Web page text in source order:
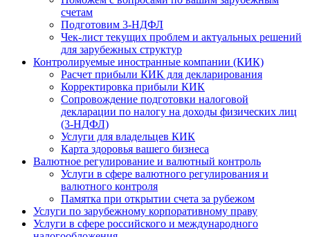
счетам
Подготовим 3-НДФЛ
Чек-лист текущих проблем и актуальных решений
для зарубежных структур
Контролируемые иностранные компании (КИК)
Расчет прибыли КИК для декларирования
Корректировка прибыли КИК
Сопровождение подготовки налоговой
декларации по налогу на доходы физических лиц
(3-НДФЛ)
Услуги для владельцев КИК
Карта здоровья вашего бизнеса
Валютное регулирование и валютный контроль
Услуги в сфере валютного регулирования и
валютного контроля
Памятка при открытии счета за рубежом
Услуги по зарубежному корпоративному праву
Услуги в сфере российского и международного